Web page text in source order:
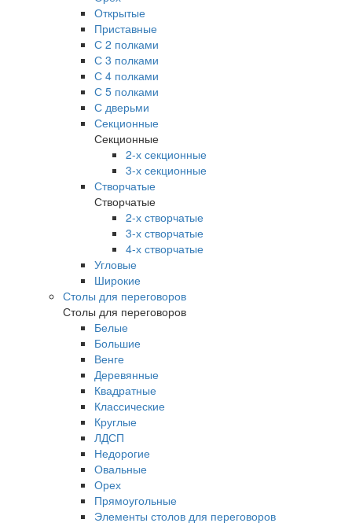
Открытые
Приставные
С 2 полками
С 3 полками
С 4 полками
С 5 полками
С дверьми
Секционные
Секционные
2-х секционные
3-х секционные
Створчатые
Створчатые
2-х створчатые
3-х створчатые
4-х створчатые
Угловые
Широкие
Столы для переговоров
Столы для переговоров
Белые
Большие
Венге
Деревянные
Квадратные
Классические
Круглые
ЛДСП
Недорогие
Овальные
Орех
Прямоугольные
Элементы столов для переговоров